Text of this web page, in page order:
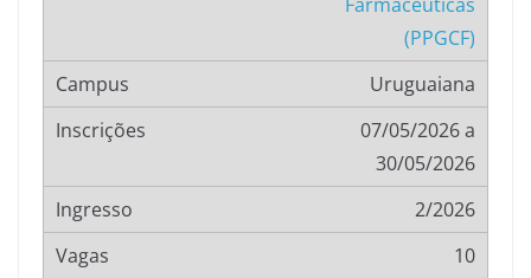
(PPGCF)
Uruguaiana
07/05/2026 a
30/05/2026
2/2026
10